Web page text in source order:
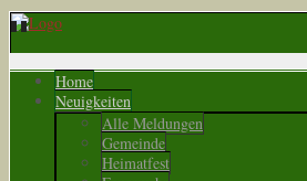
Home
Neuigkeiten
Alle Meldungen
Gemeinde
Heimatfest